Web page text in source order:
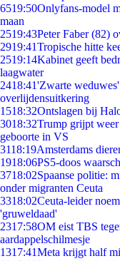
6519:50Onlyfans-model
maan
2519:43Peter Faber (82)
2919:41Tropische hitte
2519:14Kabinet geeft
laagwater
2418:41'Zwarte
overlijdensuitkering
1518:32Ontslagen bij
3018:32Trump grijpt weer
geboorte in VS
3118:19Amsterdams
1918:06PS5-doos
3718:02Spaanse politie:
onder migranten Ceuta
3318:02Ceuta-leider
'gruweldaad'
2317:58OM eist TBS
aardappelschilmesje
1317:41Meta krijgt half